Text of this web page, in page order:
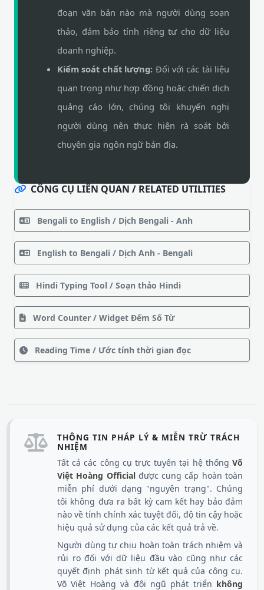
đoạn văn bản nào mà người dùng soạn
thảo, đảm bảo tính riêng tư cho dữ liệu
doanh nghiệp.
Kiểm soát chất lượng: Đối với các tài liệu
quan trọng như hợp đồng hoặc chiến dịch
quảng cáo lớn, chúng tôi khuyến nghị
người dùng nên thực hiện rà soát bởi
chuyên gia ngôn ngữ bản địa.
CÔNG CỤ LIÊN QUAN / RELATED UTILITIES
Bengali to English / Dịch Bengali - Anh
English to Bengali / Dịch Anh - Bengali
Hindi Typing Tool / Soạn thảo Hindi
Word Counter / Widget Đếm Số Từ
Reading Time / Ước tính thời gian đọc
THÔNG TIN PHÁP LÝ & MIỄN TRỪ TRÁCH
NHIỆM
Tất cả các công cụ trực tuyến tại hệ thống Võ
Việt Hoàng Officialđược cung cấp hoàn toàn
miễn phí dưới dạng "nguyên trạng". Chúng
tôi không đưa ra bất kỳ cam kết hay bảo đảm
nào về tính chính xác tuyệt đối, độ tin cậy hoặc
hiệu quả sử dụng của các kết quả trả về.
Người dùng tự chịu hoàn toàn trách nhiệm và
rủi ro đối với dữ liệu đầu vào cũng như các
quyết định phát sinh từ kết quả của công cụ.
Võ Việt Hoàng và đội ngũ phát triển không